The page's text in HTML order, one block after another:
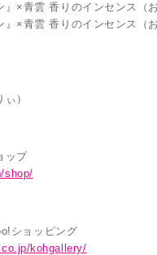
』×青雲 香りのインセンス
』×青雲 香りのインセンス
）
ップ
shop/
ショッピング
kohgallery/